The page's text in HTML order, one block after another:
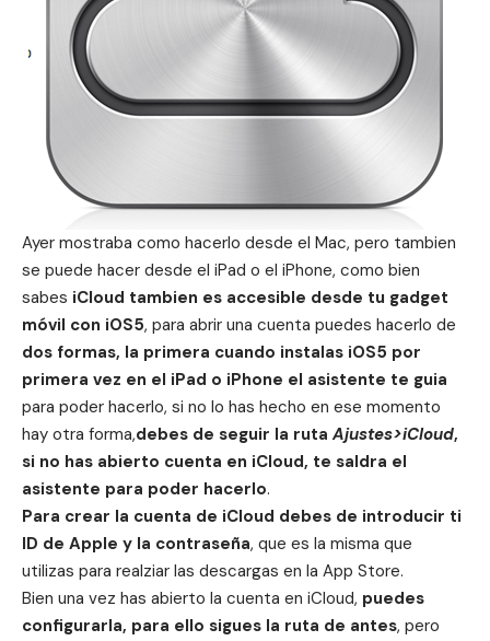
Ayer mostraba como hacerlo desde el Mac, pero tambien
se puede hacer desde el iPad o el iPhone, como bien
sabes iCloud tambien es accesible desde tu gadget
móvil con iOS5, para abrir una cuenta puedes hacerlo de
dos formas, la primera cuando instalas iOS5 por
primera vez en el iPad o iPhone el asistente te guia
para poder hacerlo, si no lo has hecho en ese momento
hay otra forma,debes de seguir la ruta Ajustes>iCloud,
si no has abierto cuenta en iCloud, te saldra el
asistente para poder hacerlo.
Para crear la cuenta de iCloud debes de introducir ti
ID de Apple y la contraseña, que es la misma que
utilizas para realziar las descargas en la App Store.
Bien una vez has abierto la cuenta en iCloud, puedes
configurarla, para ello sigues la ruta de antes, pero